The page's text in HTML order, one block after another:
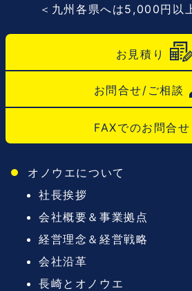
＜九州各県へは5,000円以
お見積り
お問合せ/ご相談
FAXでのお問合せ
オノウエについて
社長挨拶
会社概要＆事業拠点
経営理念＆経営戦略
会社沿革
長崎とオノウエ